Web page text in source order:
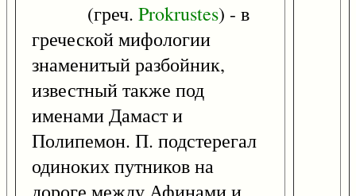
(греч. Prokrustes) - в
греческой мифологии
знаменитый разбойник,
известный также под
именами Дамаст и
Полипемон. П. подстерегал
одиноких путников на